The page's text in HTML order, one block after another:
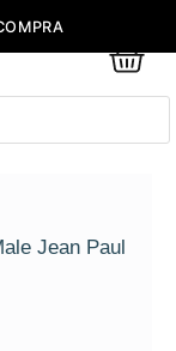
Jean Paul